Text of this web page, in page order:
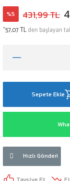
%5 431,99 TL
*57,07 TLden başlayan
Sepete Ekle
Hızlı Gönderi
Tavsiye Et